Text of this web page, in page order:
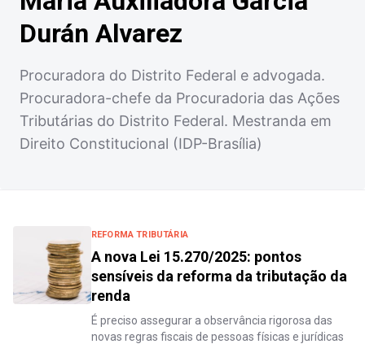
Durán Alvarez
Procuradora do Distrito Federal e advogada.
Procuradora-chefe da Procuradoria das Ações
Tributárias do Distrito Federal. Mestranda em
Direito Constitucional (IDP-Brasília)
REFORMA TRIBUTÁRIA
A nova Lei 15.270/2025: pontos
sensíveis da reforma da tributação da
renda
É preciso assegurar a observância rigorosa das
novas regras fiscais de pessoas físicas e jurídicas